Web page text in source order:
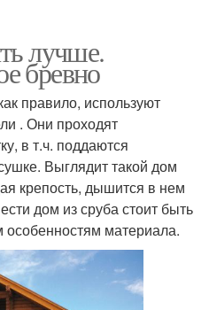
лучше.
бревно
правило, используют
. Они проходят
в т.ч. поддаются
Выглядит такой дом
крепость, дышится в нем
дом из сруба стоит быть
материала.